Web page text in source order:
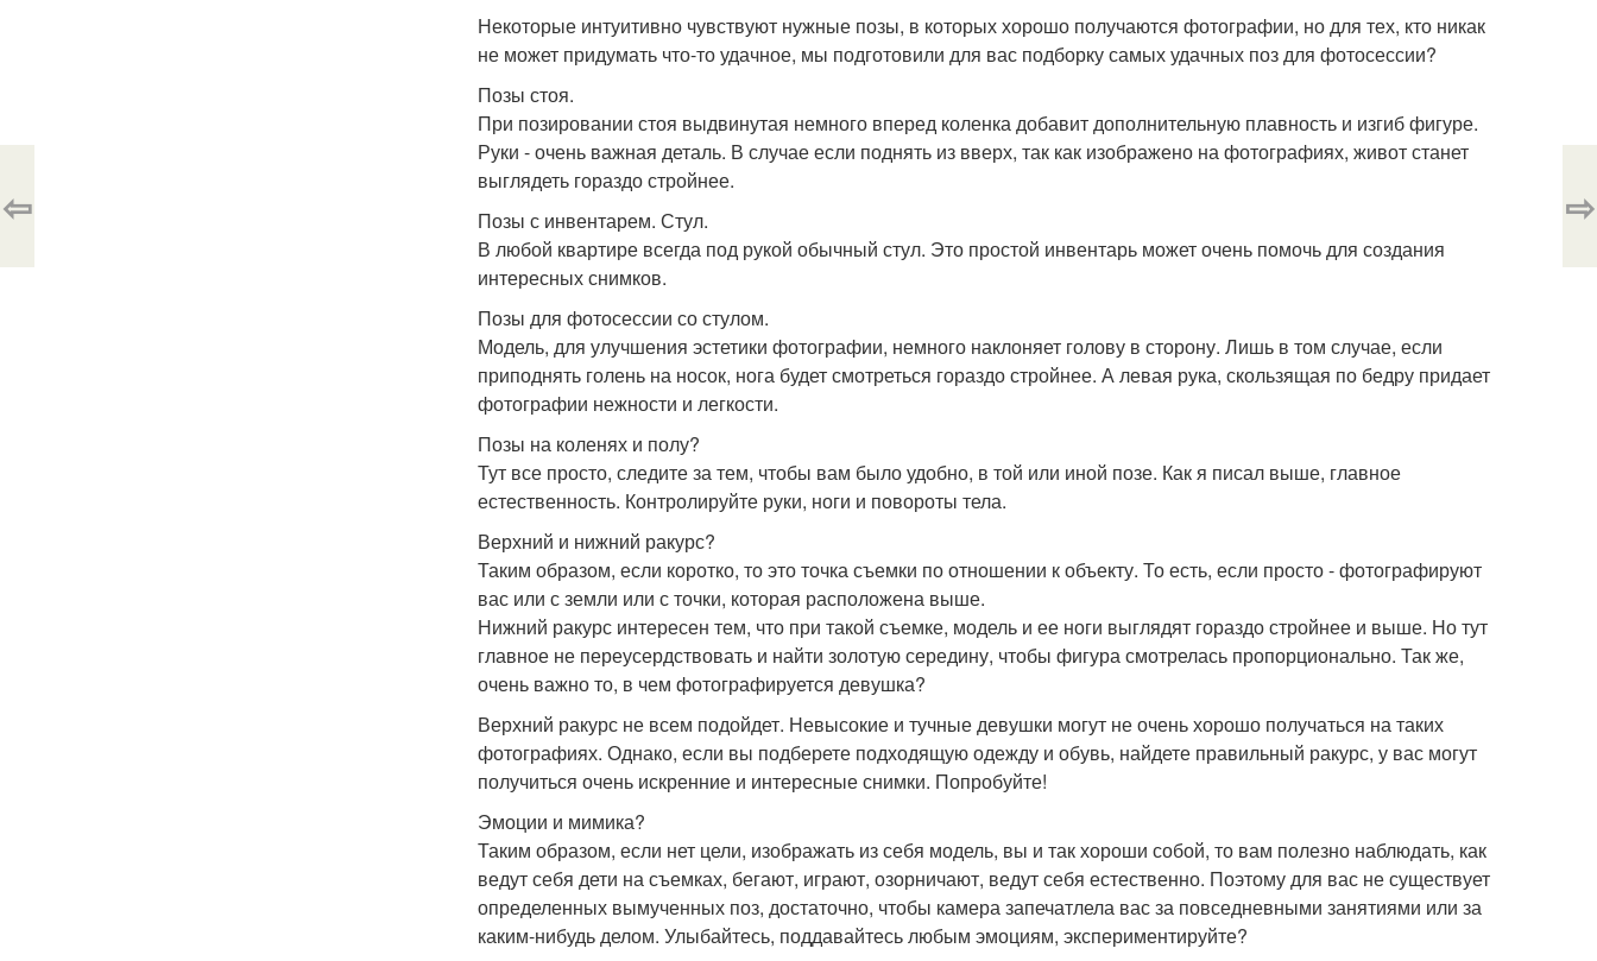
Некоторые интуитивно чувствуют нужные позы, в которых хорошо получаются фотографии, но для тех, кто никак
не может придумать что-то удачное, мы подготовили для вас подборку самых удачных поз для фотосессии?
Позы стоя.
При позировании стоя выдвинутая немного вперед коленка добавит дополнительную плавность и изгиб фигуре.
Руки - очень важная деталь. В случае если поднять из вверх, так как изображено на фотографиях, живот станет
выглядеть гораздо стройнее.
Позы с инвентарем. Стул.
В любой квартире всегда под рукой обычный стул. Это простой инвентарь может очень помочь для создания
интересных снимков.
Позы для фотосессии со стулом.
Модель, для улучшения эстетики фотографии, немного наклоняет голову в сторону. Лишь в том случае, если
приподнять голень на носок, нога будет смотреться гораздо стройнее. А левая рука, скользящая по бедру придает
фотографии нежности и легкости.
Позы на коленях и полу?
Тут все просто, следите за тем, чтобы вам было удобно, в той или иной позе. Как я писал выше, главное
естественность. Контролируйте руки, ноги и повороты тела.
Верхний и нижний ракурс?
Таким образом, если коротко, то это точка съемки по отношении к объекту. То есть, если просто - фотографируют
вас или с земли или с точки, которая расположена выше.
Нижний ракурс интересен тем, что при такой съемке, модель и ее ноги выглядят гораздо стройнее и выше. Но тут
главное не переусердствовать и найти золотую середину, чтобы фигура смотрелась пропорционально. Так же,
очень важно то, в чем фотографируется девушка?
Верхний ракурс не всем подойдет. Невысокие и тучные девушки могут не очень хорошо получаться на таких
фотографиях. Однако, если вы подберете подходящую одежду и обувь, найдете правильный ракурс, у вас могут
получиться очень искренние и интересные снимки. Попробуйте!
Эмоции и мимика?
Таким образом, если нет цели, изображать из себя модель, вы и так хороши собой, то вам полезно наблюдать, как
ведут себя дети на съемках, бегают, играют, озорничают, ведут себя естественно. Поэтому для вас не существует
определенных вымученных поз, достаточно, чтобы камера запечатлела вас за повседневными занятиями или за
каким-нибудь делом. Улыбайтесь, поддавайтесь любым эмоциям, экспериментируйте?
⇦ ⇨